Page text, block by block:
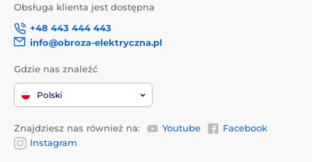
Obsługa klienta jest dostępna
+48 443 444 443
info@obroza-elektryczna.pl
Gdzie nas znaleźć
Polski
Znajdziesz nas również na: Youtube
Facebook
Instagram